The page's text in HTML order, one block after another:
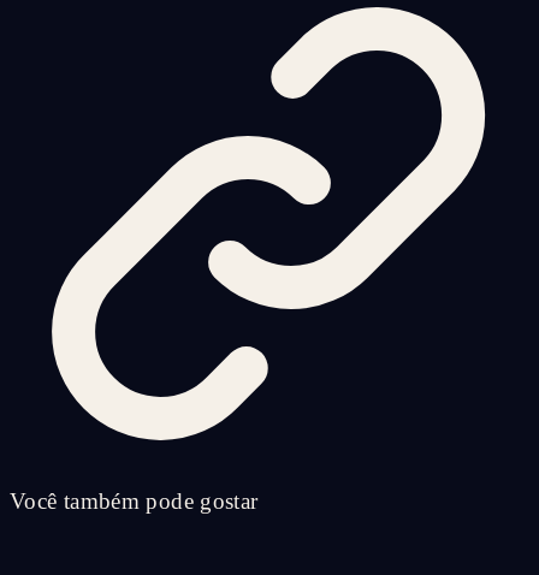
Você também pode gostar